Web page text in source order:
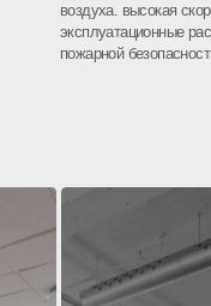
воздуха. высокая
эксплуатационные
пожарной